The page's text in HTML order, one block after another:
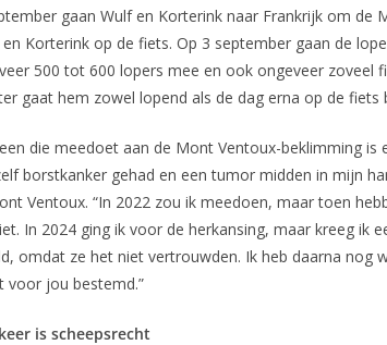
gaan Wulf en Korterink naar Frankrijk om de
Korterink op de fiets. Op 3 september gaan de
500 tot 600 lopers mee en ook ongeveer zoveel
gaat hem zowel lopend als de dag erna op de fiets
die meedoet aan de Mont Ventoux-beklimming is
borstkanker gehad en een tumor midden in mijn
Ventoux. “In 2022 zou ik meedoen, maar toen
In 2024 ging ik voor de herkansing, maar kreeg ik
omdat ze het niet vertrouwden. Ik heb daarna
voor jou bestemd.”
is scheepsrecht